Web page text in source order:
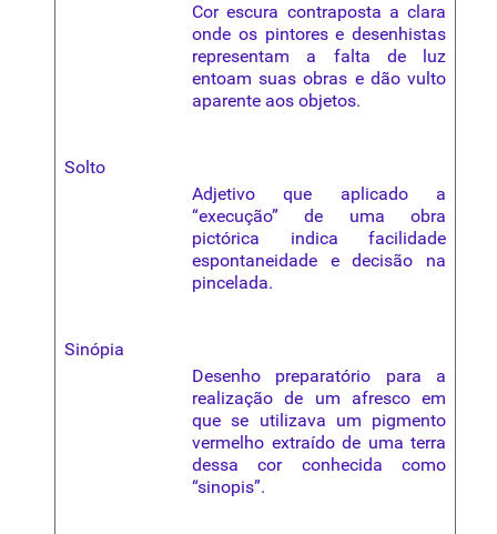
Cor escura contraposta a clara
onde os pintores e desenhistas
representam a falta de luz
entoam suas obras e dão vulto
aparente aos objetos.
Solto
Adjetivo que aplicado a
“execução” de uma obra
pictórica indica facilidade
espontaneidade e decisão na
pincelada.
Sinópia
Desenho preparatório para a
realização de um afresco em
que se utilizava um pigmento
vermelho extraído de uma terra
dessa cor conhecida como
“sinopis”.